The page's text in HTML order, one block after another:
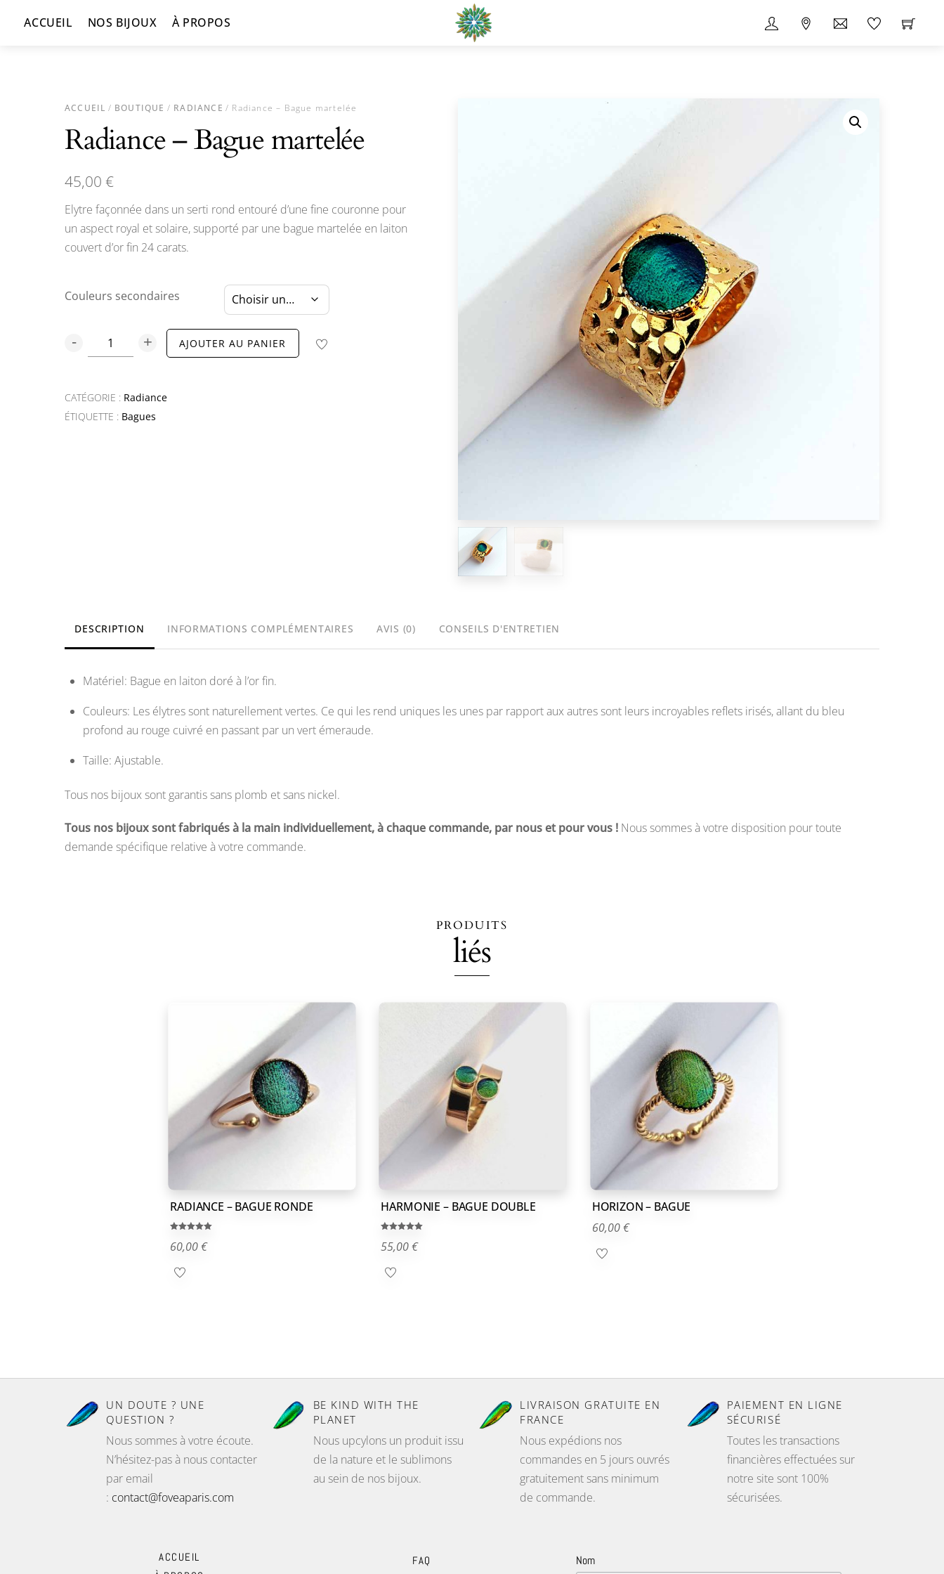
Menu
ACCUEIL
NOS BIJOUX À PROPOS
ACCUEIL / BOUTIQUE / RADIANCE / Radiance – Bague martelée
Radiance – Bague martelée
45,00 €
Elytre façonnée dans un serti rond entouré d’une fine couronne pour
un aspect royal et solaire, supporté par une bague martelée en laiton
couvert d’or fin 24 carats.
Couleurs secondaires
quantité
de
–
Bague
AJOUTER AU PANIER
CATÉGORIE : Radiance
ÉTIQUETTE : Bagues
DESCRIPTION INFORMATIONS COMPLÉMENTAIRES AVIS (0) CONSEILS D'ENTRETIEN
Matériel: Bague en laiton doré à l’or fin.
Couleurs: Les élytres sont naturellement vertes. Ce qui les rend uniques les unes par rapport aux autres sont leurs incroyables reflets irisés, allant du bleu
profond au rouge cuivré en passant par un vert émeraude.
Taille: Ajustable.
Tous nos bijoux sont garantis sans plomb et sans nickel.
Tous nos bijoux sont fabriqués à la main individuellement, à chaque commande, par nous et pour vous ! Nous sommes à votre disposition pour toute
demande spécifique relative à votre commande.
PRODUITS
liés
RADIANCE – BAGUE RONDE
5.00
sur 5
60,00€
HARMONIE – BAGUE DOUBLE
5.00
sur 5
55,00€
HORIZON – BAGUE
60,00€
UN DOUTE ? UNE
QUESTION ?
Nous sommes à votre écoute.
N’hésitez-pas à nous contacter
par email
: contact@foveaparis.com
BE KIND WITH THE
PLANET
Nous upcylons un produit issu
de la nature et le sublimons
au sein de nos bijoux.
LIVRAISON GRATUITE EN
FRANCE
Nous expédions nos
commandes en 5 jours ouvrés
gratuitement sans minimum
de commande.
PAIEMENT EN LIGNE
SÉCURISÉ
Toutes les transactions
financières effectuées sur
notre site sont 100%
sécurisées.
ACCUEIL
FAQ
Nom